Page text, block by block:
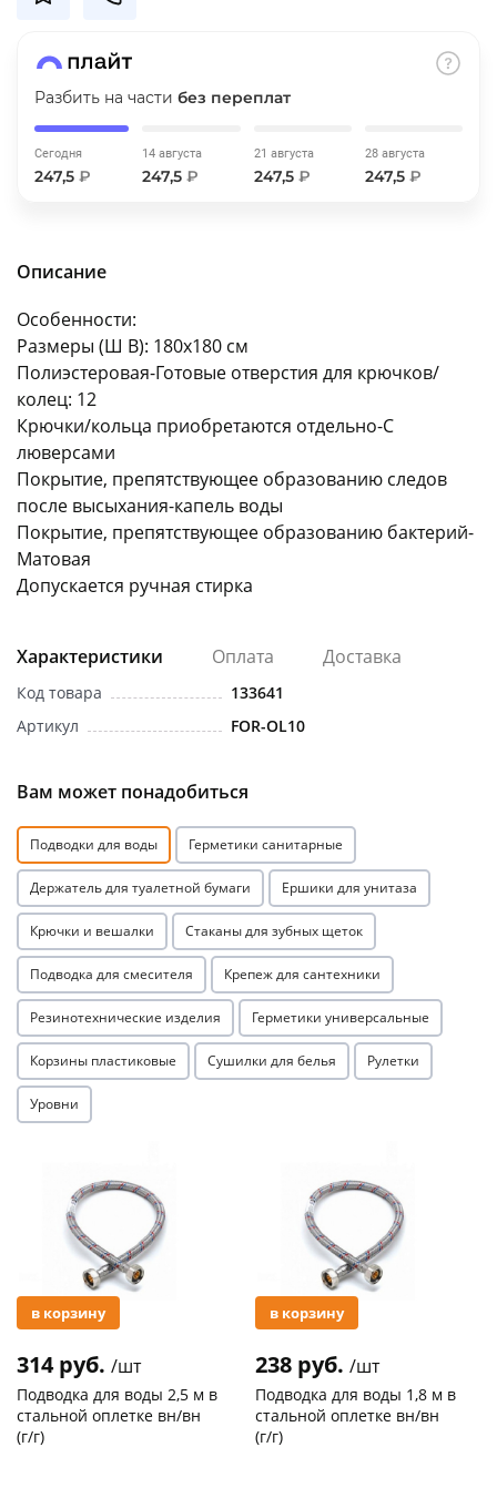
Разбить на части без переплат
Сегодня
247,5 ₽
14 августа
247,5₽
21 августа
247,5 ₽
28 августа
247,5 ₽
Описание
Особенности:
Размеры (Ш В): 180x180 см
Полиэстеровая-Готовые отверстия для крючков/
колец: 12
Крючки/кольца приобретаются отдельно-С
люверсами
Покрытие, препятствующее образованию следов
после высыхания-капель воды
Покрытие, препятствующее образованию бактерий-
Матовая
Допускается ручная стирка
Характеристики Оплата Доставка
Код товара
133641
Артикул
FOR-OL10
Вам может понадобиться
Подводки для воды Герметики санитарные
Держатель для туалетной бумаги Ершики для унитаза
Крючки и вешалки Стаканы для зубных щеток
Подводка для смесителя Крепеж для сантехники
Резинотехнические изделия Герметики универсальные
Корзины пластиковые Сушилки для белья Рулетки
Уровни
в корзину
314 руб. /шт
Подводка для воды 2,5 м в
стальной оплетке вн/вн
(г/г)
в корзину
238 руб. /шт
Подводка для воды 1,8 м в
стальной оплетке вн/вн
(г/г)
раз в 2 недели
8 800 302-02-51